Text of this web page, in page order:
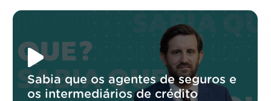
Sabia que os agentes de seguros e
os intermediários de crédito